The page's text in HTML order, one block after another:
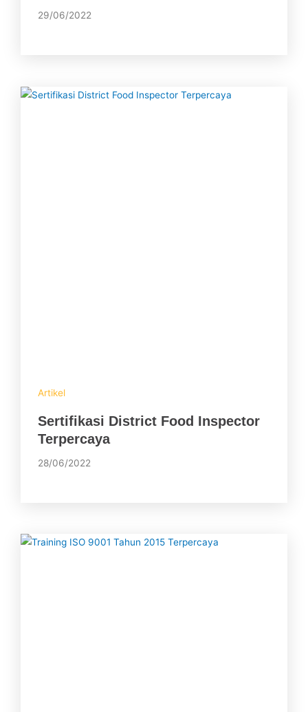
29/06/2022
Artikel
Sertifikasi District Food Inspector
Terpercaya
28/06/2022